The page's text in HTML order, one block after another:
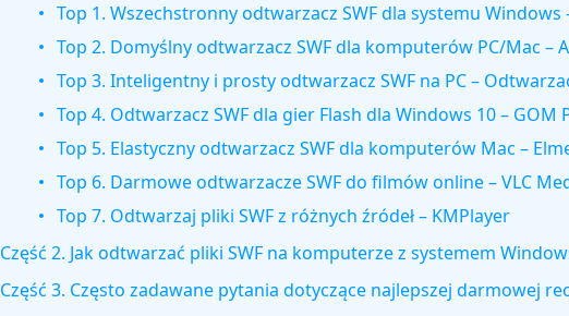
Top 1. Wszechstronny odtwarzacz SWF dla systemu
Top 2. Domyślny odtwarzacz SWF dla komputerów PC/Mac –
Top 3. Inteligentny i prosty odtwarzacz SWF na PC –
Top 4. Odtwarzacz SWF dla gier Flash dla Windows 10 – GOM
Top 5. Elastyczny odtwarzacz SWF dla komputerów Mac –
Top 6. Darmowe odtwarzacze SWF do filmów online – VLC
Top 7. Odtwarzaj pliki SWF z różnych źródeł – KMPlayer
Część 2. Jak odtwarzać pliki SWF na komputerze z systemem
Część 3. Często zadawane pytania dotyczące najlepszej darmowej